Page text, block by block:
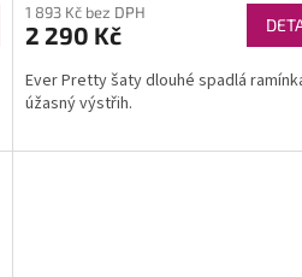
1 893 Kč bez DPH
2 290 Kč
Ever Pretty šaty dlouhé spadlá
úžasný výstřih.